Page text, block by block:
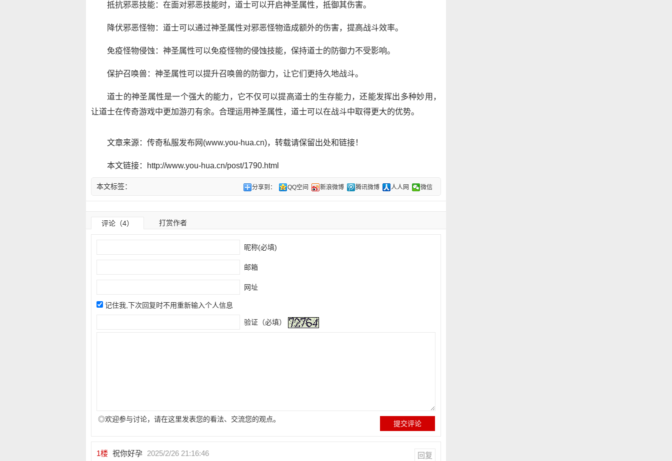
抵抗邪恶技能：在面对邪恶技能时，道士可以开启神圣属性，抵御其伤害。
降伏邪恶怪物：道士可以通过神圣属性对邪恶怪物造成额外的伤害，提高战斗效率。
免疫怪物侵蚀：神圣属性可以免疫怪物的侵蚀技能，保持道士的防御力不受影响。
保护召唤兽：神圣属性可以提升召唤兽的防御力，让它们更持久地战斗。
道士的神圣属性是一个强大的能力，它不仅可以提高道士的生存能力，还能发挥出多种妙用，
让道士在传奇游戏中更加游刃有余。合理运用神圣属性，道士可以在战斗中取得更大的优势。
文章来源：传奇私服发布网(www.you-hua.cn)，转载请保留出处和链接！
本文链接：http://www.you-hua.cn/post/1790.html
分享到： QQ空间 新浪微博 腾讯微博 人人网 微信
本文标签：
评论（4） 打赏作者
昵称(必填)
邮箱
网址
记住我,下次回复时不用重新输入个人信息
验证（必填）
◎欢迎参与讨论，请在这里发表您的看法、交流您的观点。
1楼 祝你好孕 2025/2/26 21:16:46 回复